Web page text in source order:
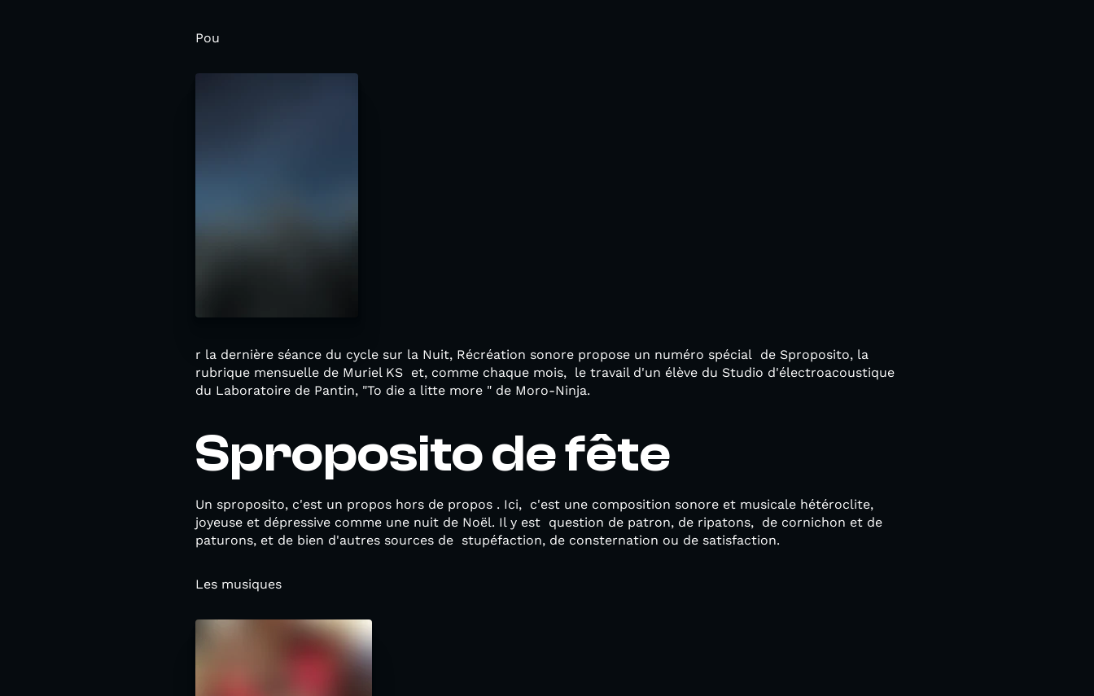
Pou
r la dernière séance du cycle sur la Nuit, Récréation sonore propose un numéro spécial de Sproposito, la
rubrique mensuelle de Muriel KS et, comme chaque mois, le travail d'un élève du Studio d'électroacoustique
du Laboratoire de Pantin, "To die a litte more " de Moro-Ninja.
Sproposito de fête
Un sproposito, c'est un propos hors de propos . Ici, c'est une composition sonore et musicale hétéroclite,
joyeuse et dépressive comme une nuit de Noël. Il y est question de patron, de ripatons, de cornichon et de
paturons, et de bien d'autres sources de stupéfaction, de consternation ou de satisfaction.
Les musiques